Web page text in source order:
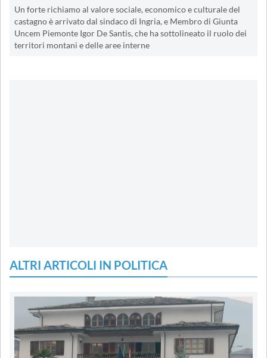
Un forte richiamo al valore sociale, economico e culturale del
castagno è arrivato dal sindaco di Ingria, e Membro di Giunta
Uncem Piemonte Igor De Santis, che ha sottolineato il ruolo dei
territori montani e delle aree interne
ALTRI ARTICOLI IN POLITICA